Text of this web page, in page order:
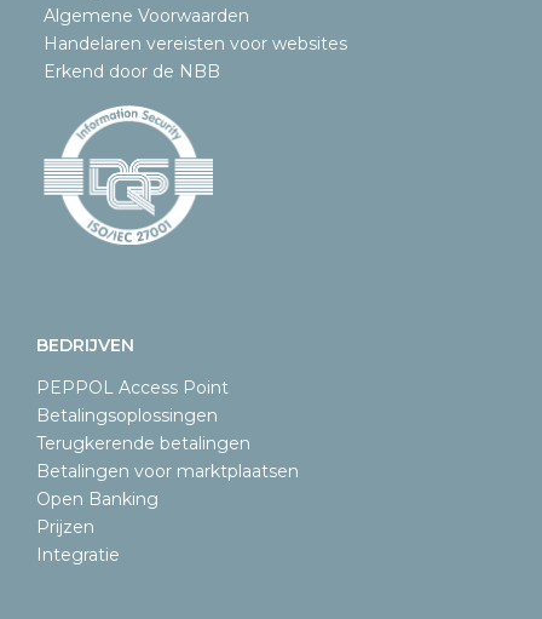
Algemene Voorwaarden
Handelaren vereisten voor websites
Erkend door de NBB
BEDRIJVEN
PEPPOL Access Point
Betalingsoplossingen
Terugkerende betalingen
Betalingen voor marktplaatsen
Open Banking
Prijzen
Integratie